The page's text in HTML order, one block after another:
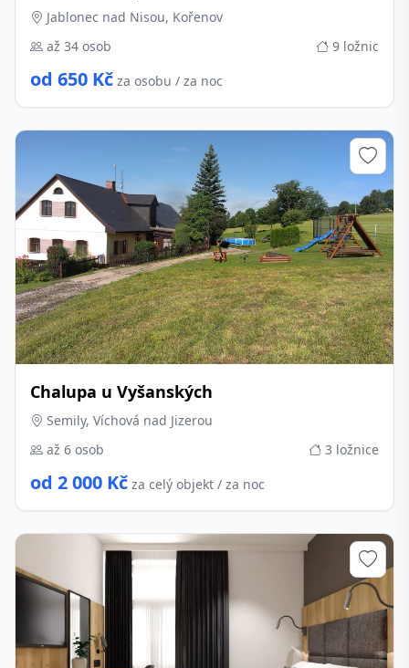
Jablonec nad Nisou, Kořenov
až 34 osob
9 ložnic
od 650 Kč za osobu / za noc
Chalupa u Vyšanských
Semily, Víchová nad Jizerou
až 6 osob
3 ložnice
od 2 000 Kč za celý objekt / za noc